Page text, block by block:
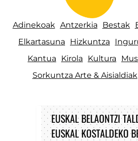
Adinekoak Antzerkia Bestak
Elkartasuna
Hizkuntza
Kantua
Kirola Kultura
Sorkuntza Arte & Aisialdiak
EUSKAL BELAONTZI
EUSKAL KOSTALDEKO